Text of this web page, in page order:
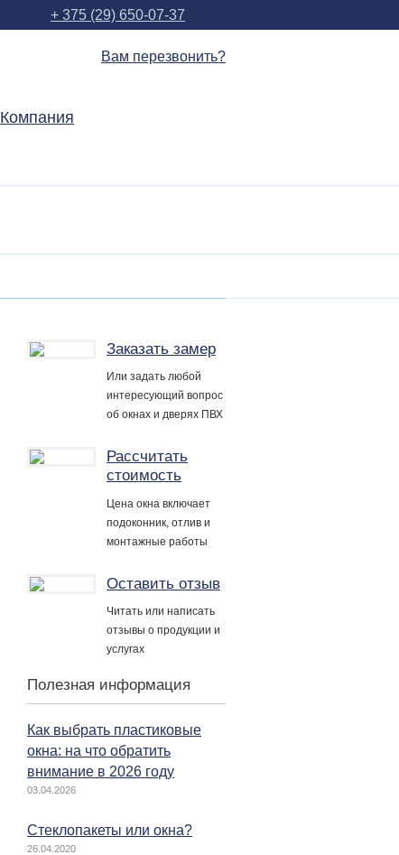
+ 375 (29) 650-07-37
Вам перезвонить?
Компания
Заказать замер
Или задать любой
интересующий вопрос
об окнах и дверях ПВХ
Рассчитать
стоимость
Цена окна включает
подоконник, отлив и
монтажные работы
Оставить отзыв
Читать или написать
отзывы о продукции и
услугах
Полезная информация
Как выбрать пластиковые
окна: на что обратить
внимание в 2026 году
03.04.2026
Стеклопакеты или окна?
26.04.2020